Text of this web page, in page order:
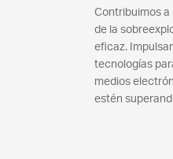
Contribuimos a
de la
eficaz.
tecnologías
medios
estén